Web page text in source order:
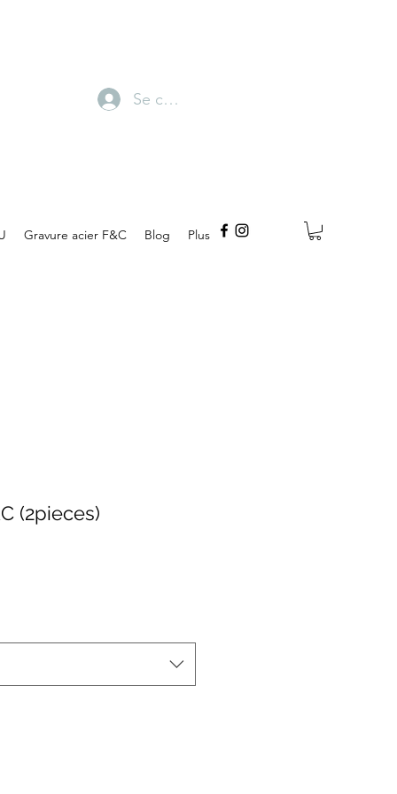
Se connecter
Gravure acier F&C Blog Plus
(2pieces)